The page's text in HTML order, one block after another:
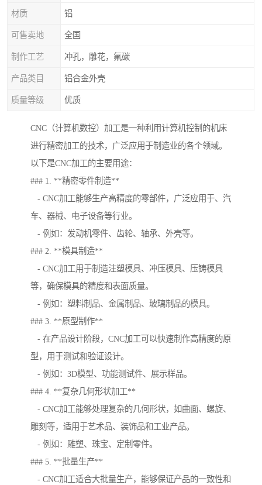
材质 铝
可售卖地 全国
制作工艺 冲孔，雕花，氟碳
产品类目 铝合金外壳
质量等级 优质
CNC（计算机数控）加工是一种利用计算机控制的机床
进行精密加工的技术，广泛应用于制造业的各个领域。
以下是CNC加工的主要用途：
### 1. **精密零件制造**
- CNC加工能够生产高精度的零部件，广泛应用于、汽
车、器械、电子设备等行业。
- 例如：发动机零件、齿轮、轴承、外壳等。
### 2. **模具制造**
- CNC加工用于制造注塑模具、冲压模具、压铸模具
等，确保模具的精度和表面质量。
- 例如：塑料制品、金属制品、玻璃制品的模具。
### 3. **原型制作**
- 在产品设计阶段，CNC加工可以快速制作高精度的原
型，用于测试和验证设计。
- 例如：3D模型、功能测试件、展示样品。
### 4. **复杂几何形状加工**
- CNC加工能够处理复杂的几何形状，如曲面、螺旋、
雕刻等，适用于艺术品、装饰品和工业产品。
- 例如：雕塑、珠宝、定制零件。
### 5. **批量生产**
- CNC加工适合大批量生产，能够保证产品的一致性和